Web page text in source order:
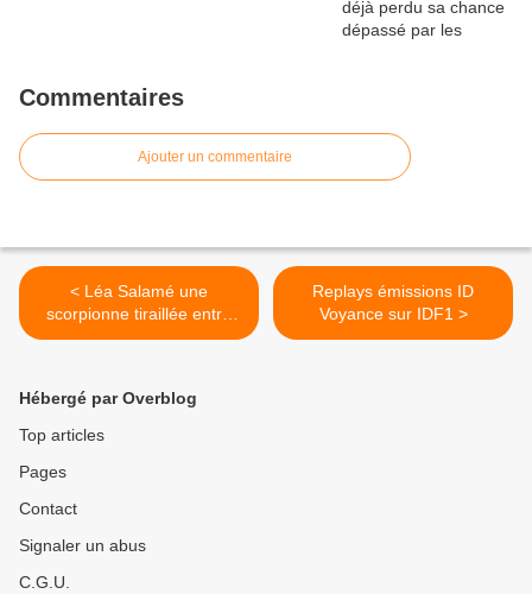
Commentaires
Ajouter un commentaire
< Léa Salamé une
scorpionne tiraillée entre
passion et ambition
Replays émissions ID
Voyance sur IDF1 >
Hébergé par Overblog
Top articles
Pages
Contact
Signaler un abus
C.G.U.